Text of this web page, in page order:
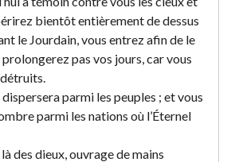
bientôt entièrement de dessus
le Jourdain, vous entrez afin de le
prolongerez pas vos jours, car vous
dispersera parmi les peuples ; et vous
parmi les nations où l’Éternel
des dieux, ouvrage de mains